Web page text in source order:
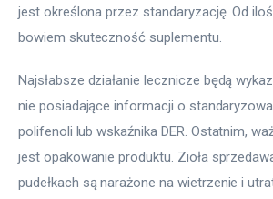
jest określona przez standaryzację. Od
bowiem skuteczność suplementu.
Najsłabsze działanie lecznicze będą
nie posiadające informacji o
polifenoli lub wskaźnika DER. Ostatnim,
jest opakowanie produktu. Zioła
pudełkach są narażone na wietrzenie i